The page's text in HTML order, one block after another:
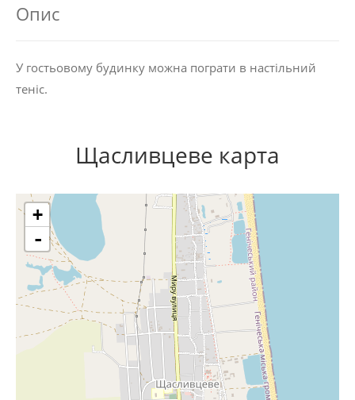
Опис
У гостьовому будинку можна пограти в настільний
теніс.
Щасливцеве карта
+
-